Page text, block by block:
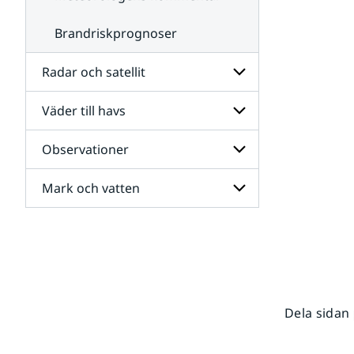
Brandriskprognoser
Radar och satellit
Undersidor
för
Radar
och
satellit
Väder till havs
Undersidor
för
Väder
till
havs
Observationer
Undersidor
för
Mark och vatten
Dela sidan